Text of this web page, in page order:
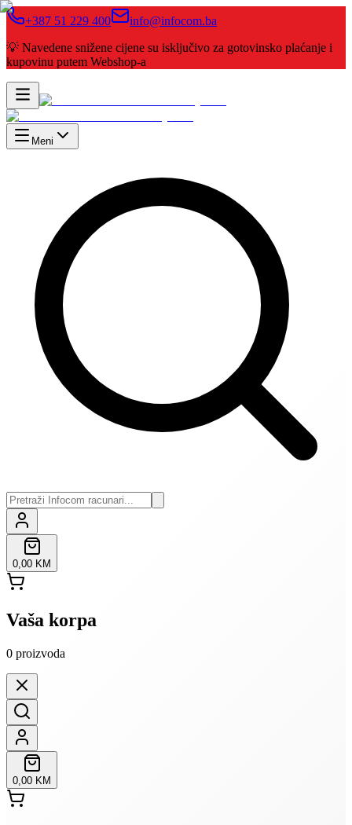
+387 51 229 400
info@infocom.ba
💡 Navedene snižene cijene su isključivo za gotovinsko plaćanje i
kupovinu putem Webshop-a
Meni
0,00 KM
Vaša korpa
0 proizvoda
0,00 KM